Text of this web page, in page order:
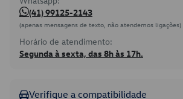
(41) 99125-2143
(apenas mensagens de texto, não atendemos ligações)
Horário de atendimento:
Segunda à sexta, das 8h às 17h.
Verifique a compatibilidade